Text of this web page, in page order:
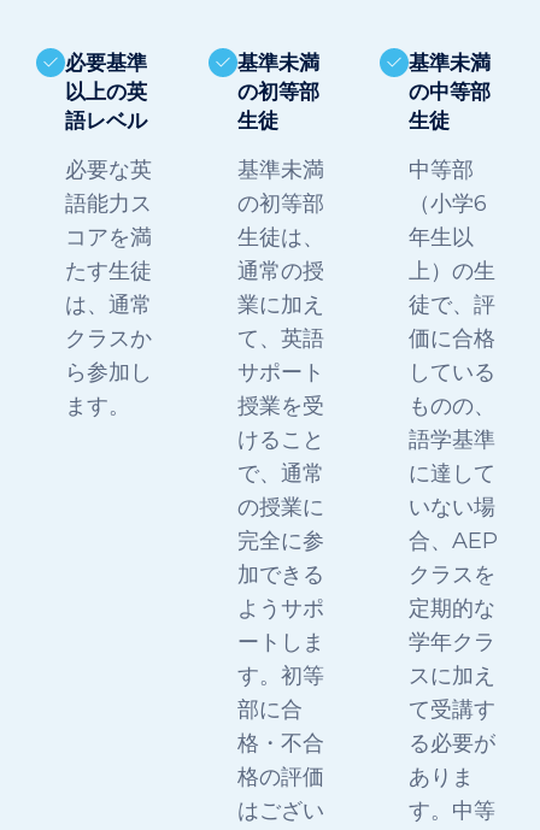
必要基準
以上の英
語レベル
必要な英
語能力ス
コアを満
たす生徒
は、通常
クラスか
ら参加し
ます。
基準未満
の初等部
生徒
基準未満
の初等部
生徒は、
通常の授
業に加え
て、英語
サポート
授業を受
けること
で、通常
の授業に
完全に参
加できる
ようサポ
ートしま
す。初等
部に合
格・不合
格の評価
はござい
基準未満
の中等部
生徒
中等部
（小学6
年生以
上）の生
徒で、評
価に合格
している
ものの、
語学基準
に達して
いない場
合、AEP
クラスを
定期的な
学年クラ
スに加え
て受講す
る必要が
ありま
す。中等